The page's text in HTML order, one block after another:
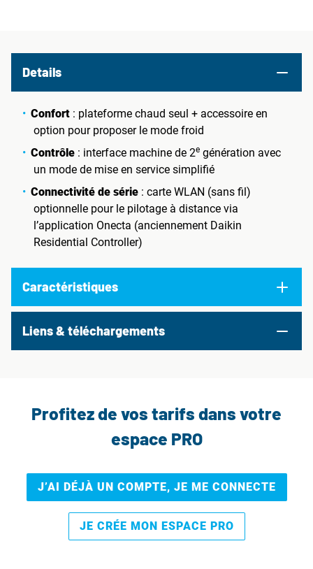
Details
Confort : plateforme chaud seul + accessoire en
option pour proposer le mode froid
Contrôle : interface machine de 2e génération avec
un mode de mise en service simplifié
Connectivité de série : carte WLAN (sans fil)
optionnelle pour le pilotage à distance via
l’application Onecta (anciennement Daikin
Residential Controller)
Caractéristiques
Liens & téléchargements
Profitez de vos tarifs dans votre
espace PRO
J’AI DÉJÀ UN COMPTE, JE ME CONNECTE
JE CRÉE MON ESPACE PRO